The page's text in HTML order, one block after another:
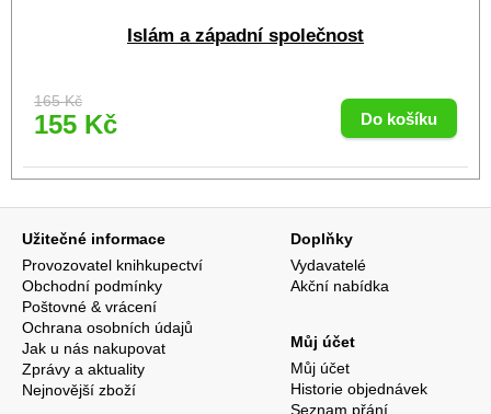
Islám a západní společnost
165 Kč
155 Kč
Užitečné informace
Provozovatel knihkupectví
Obchodní podmínky
Poštovné & vrácení
Ochrana osobních údajů
Jak u nás nakupovat
Zprávy a aktuality
Nejnovější zboží
Doplňky
Vydavatelé
Akční nabídka
Můj účet
Můj účet
Historie objednávek
Seznam přání